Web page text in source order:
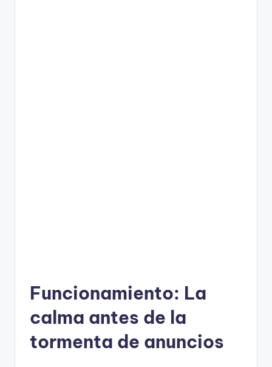
Funcionamiento: La
calma antes de la
tormenta de anuncios